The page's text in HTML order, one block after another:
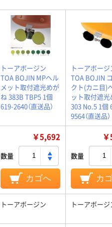
トーアボージン
TOA BOJIN MPヘル
メット取付遮光めが
ね 383B TBP5 1個
619-2640（直送品）
トーアボージ
TOA BOJIN
クト(カニ目)
ット取付遮
303 No.5 1個
9564（直送品）
￥5,692
数量
カゴへ
数量
カ
トーアボージン トーアボージ